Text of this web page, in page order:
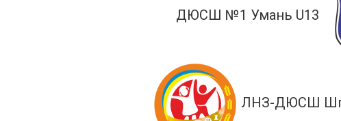
ДЮСШ №1 Умань U13
ЛНЗ-ДЮСШ